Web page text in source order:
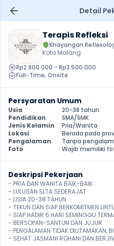
Detail
Terapis Refleksi
Khayangan
Kota Malang
Rp2.800.000 - Rp3.500.000
Full-Time, Onsite
Persyaratan Umum
Usia
20-38 tahun
Pendidikan
SMA/SMK
Jenis Kelamin
Pria/Wanita
Lokasi
Berada pada
Pengalaman
Tanpa
Foto
Wajib memiliki
Deskripsi Pekerjaan
- PRIA DAN WANITA BAIK-BAIK
- LULUSAN SLTA SEDERAJAT
- LISIA 20-38 TAHUN
- TEKUN DAN SIAP BERKOMITMEN
- SIAP HADIR 6 HARI SEMINGGU
- BERSOPAN-SANTUN DAN JUJUR
- PENGALAMAN TIDAK DIUTAMAKAN,
- SEHAT JASMANI ROHANI DAN